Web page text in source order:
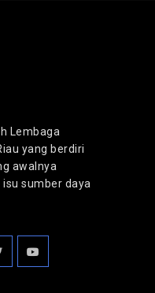
Lembaga
yang berdiri
awalnya
sumber daya